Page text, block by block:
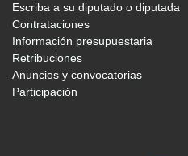
Escriba a su diputado o diputada
Contrataciones
Información presupuestaria
Retribuciones
Anuncios y convocatorias
Participación